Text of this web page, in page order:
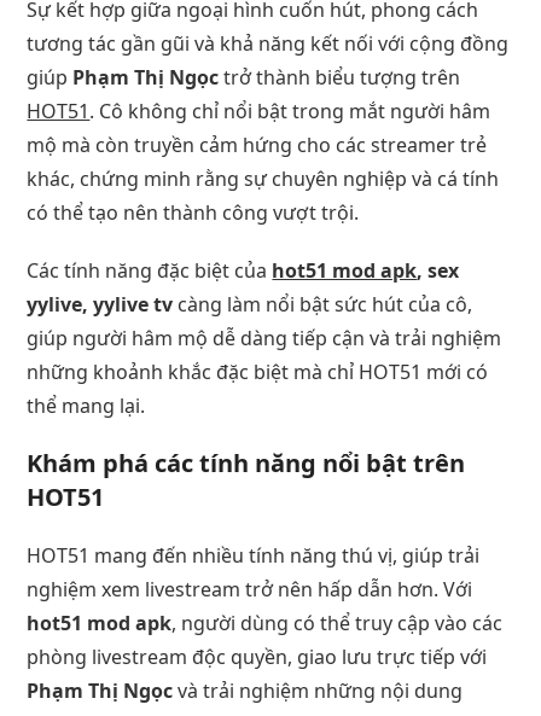
Sự kết hợp giữa ngoại hình cuốn hút, phong cách
tương tác gần gũi và khả năng kết nối với cộng đồng
giúp Phạm Thị Ngọctrở thành biểu tượng trên
HOT51. Cô không chỉ nổi bật trong mắt người hâm
mộ mà còn truyền cảm hứng cho các streamer trẻ
khác, chứng minh rằng sự chuyên nghiệp và cá tính
có thể tạo nên thành công vượt trội.
Các tính năng đặc biệt của hot51 mod apk, sex
yylive, yylive tv càng làm nổi bật sức hút của cô,
giúp người hâm mộ dễ dàng tiếp cận và trải nghiệm
những khoảnh khắc đặc biệt mà chỉ HOT51 mới có
thể mang lại.
Khám phá các tính năng nổi bật trên
HOT51
HOT51 mang đến nhiều tính năng thú vị, giúp trải
nghiệm xem livestream trở nên hấp dẫn hơn. Với
hot51 mod apk, người dùng có thể truy cập vào các
phòng livestream độc quyền, giao lưu trực tiếp với
Phạm Thị Ngọcvà trải nghiệm những nội dung